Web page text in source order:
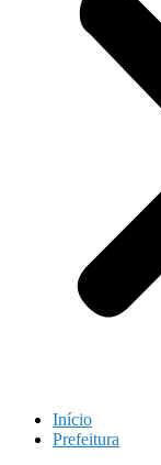
Início
Prefeitura